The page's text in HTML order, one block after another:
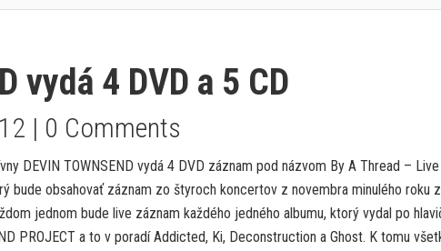
vydá 4 DVD a 5 CD
| 0 Comments
DEVIN TOWNSEND vydá 4 DVD záznam pod názvom By A Thread –
bude obsahovať záznam zo štyroch koncertov z novembra minulého roku
jednom bude live záznam každého jedného albumu, ktorý vydal po
PROJECT a to v poradí Addicted, Ki, Deconstruction a Ghost. K tomu